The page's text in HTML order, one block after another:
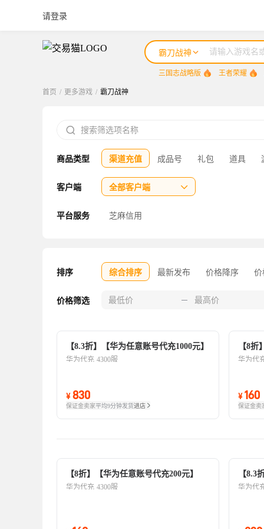
请登录
霸刀战神
三国志战略版 王者荣耀
咸鱼之王
三国杀
首页 / 更多游戏 / 霸刀战神

商品类型 渠道充值 成品号 礼包 道具
客户端 全部客户端 
平台服务 芝麻信用
排序 综合排序 最新发布 价格降序 价
价格筛选
【8.3折】【华为任意账号代充1000元】
华为代充 4300服
¥ 830
保证金卖家平均9分钟发货进店
【8折
华为代
¥ 160
保证金卖
【8折】【华为任意账号代充200元】
华为代充 4300服
【8.3
华为代